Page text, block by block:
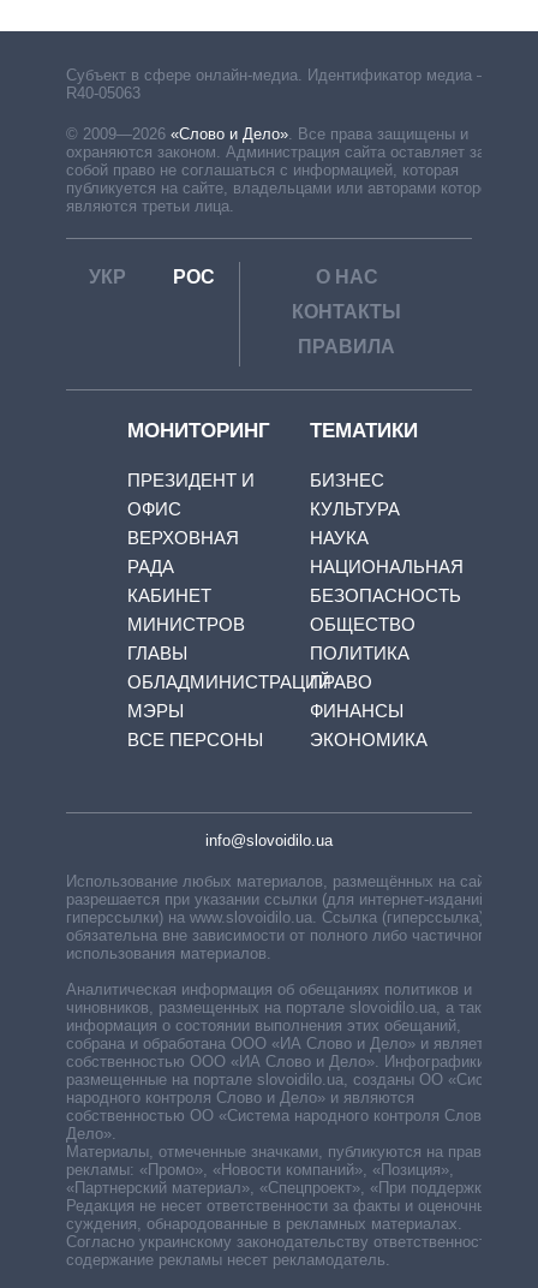
Субъект в сфере онлайн-медиа. Идентификатор медиа –
R40-05063
© 2009—2026 «Слово и Дело»
Все права защищены и
охраняются законом. Администрация сайта оставляет за
собой право не соглашаться с информацией, которая
публикуется на сайте, владельцами или авторами которой
являются третьи лица.
УКР РОС
О НАС
КОНТАКТЫ
ПРАВИЛА
МОНИТОРИНГ
ПРЕЗИДЕНТ И
ОФИС
ВЕРХОВНАЯ
РАДА
КАБИНЕТ
МИНИСТРОВ
ГЛАВЫ
ОБЛАДМИНИСТРАЦИЙ
МЭРЫ
ВСЕ ПЕРСОНЫ
ТЕМАТИКИ
БИЗНЕС
КУЛЬТУРА
НАУКА
НАЦИОНАЛЬНАЯ
БЕЗОПАСНОСТЬ
ОБЩЕСТВО
ПОЛИТИКА
ПРАВО
ФИНАНСЫ
ЭКОНОМИКА
info@slovoidilo.ua
Использование любых материалов, размещённых на сайте,
разрешается при указании ссылки (для интернет-изданий —
гиперссылки) на www.slovoidilo.ua. Ссылка (гиперссылка)
обязательна вне зависимости от полного либо частичного
использования материалов.
Аналитическая информация об обещаниях политиков и
чиновников, размещенных на портале slovoidilo.ua, а также
информация о состоянии выполнения этих обещаний,
собрана и обработана ООО «ИА Слово и Дело» и является
собственностью ООО «ИА Слово и Дело». Инфографики,
размещенные на портале slovoidilo.ua, созданы ОО «Система
народного контроля Слово и Дело» и являются
собственностью ОО «Система народного контроля Слово и
Дело».
Материалы, отмеченные значками, публикуются на правах
рекламы: «Промо», «Новости компаний», «Позиция»,
«Партнерский материал», «Спецпроект», «При поддержке».
Редакция не несет ответственности за факты и оценочные
суждения, обнародованные в рекламных материалах.
Согласно украинскому законодательству ответственность за
содержание рекламы несет рекламодатель.